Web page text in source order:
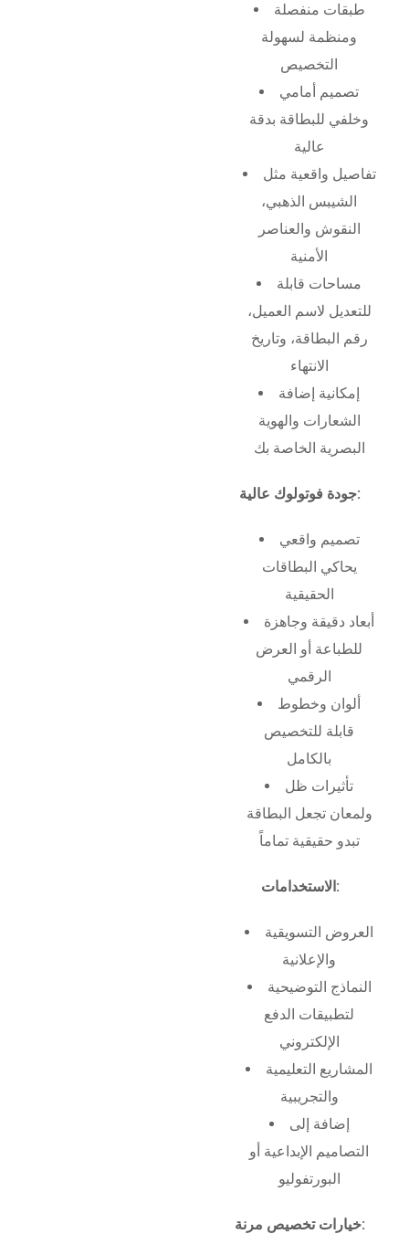
طبقات منفصلة
ومنظمة لسهولة
التخصيص
تصميم أمامي
وخلفي للبطاقة بدقة
عالية
تفاصيل واقعية مثل
الشيبس الذهبي،
النقوش والعناصر
الأمنية
مساحات قابلة
للتعديل لاسم العميل،
رقم البطاقة، وتاريخ
الانتهاء
إمكانية إضافة
الشعارات والهوية
البصرية الخاصة بك
جودة فوتولوك عالية:
تصميم واقعي
يحاكي البطاقات
الحقيقية
أبعاد دقيقة وجاهزة
للطباعة أو العرض
الرقمي
ألوان وخطوط
قابلة للتخصيص
بالكامل
تأثيرات ظل
ولمعان تجعل البطاقة
تبدو حقيقية تماماً
الاستخدامات:
العروض التسويقية
والإعلانية
النماذج التوضيحية
لتطبيقات الدفع
الإلكتروني
المشاريع التعليمية
والتجريبية
إضافة إلى
التصاميم الإبداعية أو
البورتفوليو
خيارات تخصيص مرنة: